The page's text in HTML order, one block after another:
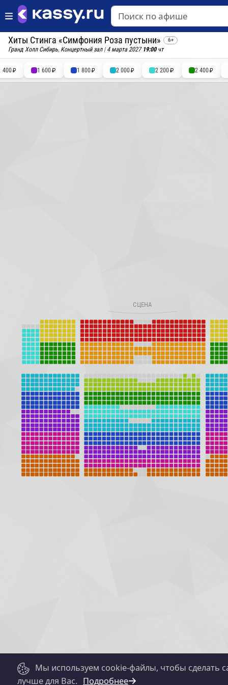
Хиты Стинга «Симфония Роза пустыни» 6+
Гранд Холл Сибирь, Концертный зал| 4 марта 2027 19:00чт
400 1 600 1 800 2 000 2 200 2 400
Мы используем cookie-файлы, чтобы сделать
лучше для Вас. Подробнее